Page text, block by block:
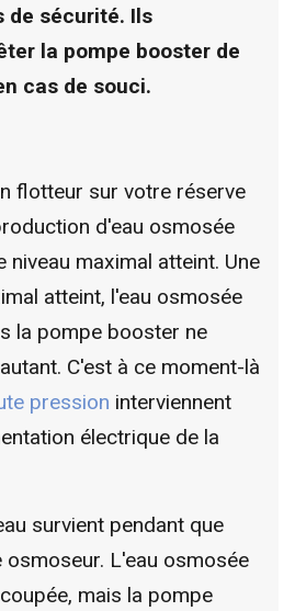
de sécurité. Ils
la pompe booster de
cas de souci.
flotteur sur votre réserve
d'eau osmosée
niveau maximal atteint. Une
atteint, l'eau osmosée
la pompe booster ne
C'est à ce moment-là
pression interviennent
électrique de la
survient pendant que
L'eau osmosée
mais la pompe